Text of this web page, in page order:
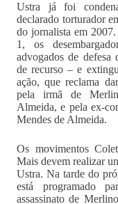
Ustra já foi
declarado torturador
do jornalista em
1, os
advogados de
de recurso – e
ação, que reclama
pela irmã de
Almeida, e pela ex-
Mendes de Almeida.
Os movimentos
Mais devem realizar
Ustra. Na tarde do
está programado
assassinato de